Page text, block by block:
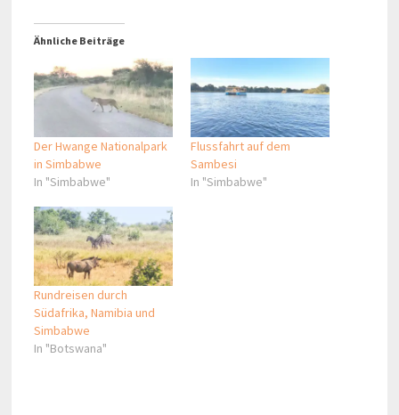
Ähnliche Beiträge
Der Hwange Nationalpark
in Simbabwe
In "Simbabwe"
Flussfahrt auf dem
Sambesi
In "Simbabwe"
Rundreisen durch
Südafrika, Namibia und
Simbabwe
In "Botswana"